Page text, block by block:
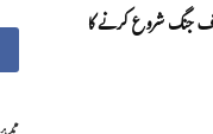
جنگ شروع کرنے کا